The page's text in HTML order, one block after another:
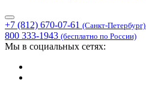
+7 (812) 670-07-61 (Санкт-Петербург)
800 333-1943 (бесплатно по России)
Мы в социальных сетях: